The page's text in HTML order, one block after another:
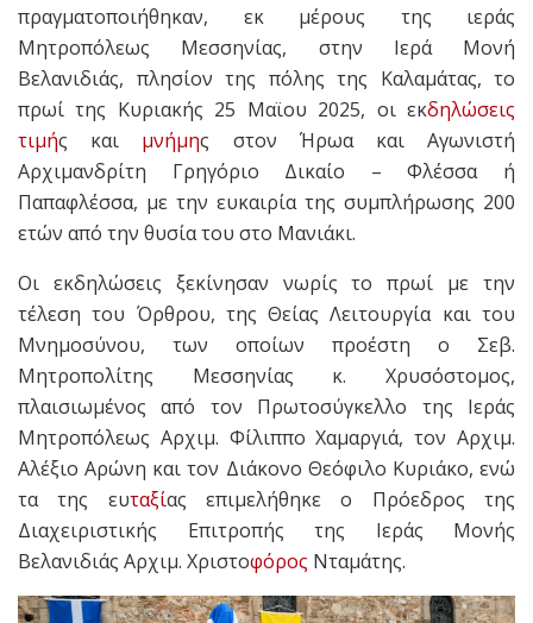
πραγματοποιήθηκαν, εκ μέρους της ιεράς
Μητροπόλεως Μεσσηνίας, στην Ιερά Μονή
Βελανιδιάς, πλησίον της πόλης της Καλαμάτας, το
πρωί της Κυριακής 25 Μαϊου 2025, οι εκδηλώσεις
τιμής και μνήμης στον Ήρωα και Αγωνιστή
Αρχιμανδρίτη Γρηγόριο Δικαίο – Φλέσσα ή
Παπαφλέσσα, με την ευκαιρία της συμπλήρωσης 200
ετών από την θυσία του στο Μανιάκι.
Οι εκδηλώσεις ξεκίνησαν νωρίς το πρωί με την
τέλεση του Όρθρου, της Θείας Λειτουργία και του
Μνημοσύνου, των οποίων προέστη ο Σεβ.
Μητροπολίτης Μεσσηνίας κ. Χρυσόστομος,
πλαισιωμένος από τον Πρωτοσύγκελλο της Ιεράς
Μητροπόλεως Αρχιμ. Φίλιππο Χαμαργιά, τον Αρχιμ.
Αλέξιο Αρώνη και τον Διάκονο Θεόφιλο Κυριάκο, ενώ
τα της ευταξίας επιμελήθηκε ο Πρόεδρος της
Διαχειριστικής Επιτροπής της Ιεράς Μονής
Βελανιδιάς Αρχιμ. Χριστοφόρος Νταμάτης.